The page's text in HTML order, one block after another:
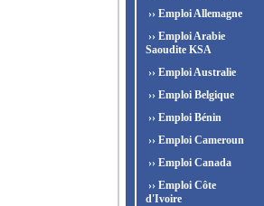
›› Emploi Allemagne
›› Emploi Arabie
Saoudite KSA
›› Emploi Australie
›› Emploi Belgique
›› Emploi Bénin
›› Emploi Cameroun
›› Emploi Canada
›› Emploi Côte
d'Ivoire